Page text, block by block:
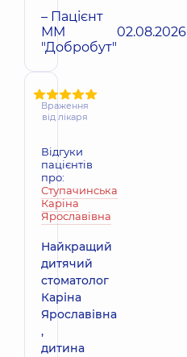
– Пацієнт
ММ
"Добробут"
02.08.2026
Враження
від лікаря
Відгуки
пацієнтів
про:
Ступачинська
Каріна
Ярославівна
Найкращий
дитячий
стоматолог
Каріна
Ярославівна
,
дитина